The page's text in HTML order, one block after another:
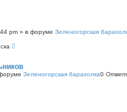
pm » в форуме Зеленогорская
Зеленогорская барахолка0